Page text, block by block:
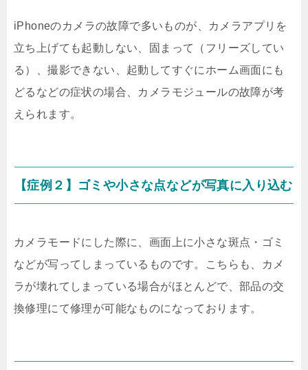
iPhoneのカメラの故障で多いものが、カメラアプリを
立ち上げても起動しない、固まって（フリーズしてい
る）、撮影できない、起動してすぐにホーム画面にも
どるなどの症状の場合、カメラモジュールの故障が考
えられます。
【症例２】ゴミや小さな点などが写真に入り込む
カメラモードにした際に、画面上に小さな斑点・ゴミ
などが写ってしまっているものです。こちらも、カメ
ラが壊れてしまっている場合がほとんどで、部品の交
換修理にて修理が可能なものになっております。